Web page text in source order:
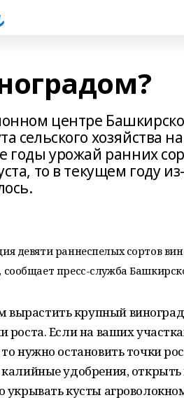
центре
сельского хозяйства
годы урожай ранних
то в текущем году
девяти раннеспелых сортов
пресс-служба
крупный
роста. Если на ваших
нужно остановить точки
удобрения,
укрывать кусты